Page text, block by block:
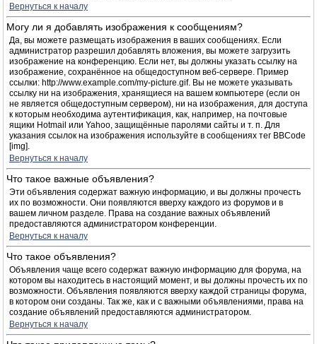
Вернуться к началу
Могу ли я добавлять изображения к сообщениям?
Да, вы можете размещать изображения в ваших сообщениях. Если
администратор разрешил добавлять вложения, вы можете загрузить
изображение на конференцию. Если нет, вы должны указать ссылку на
изображение, сохранённое на общедоступном веб-сервере. Пример
ссылки: http://www.example.com/my-picture.gif. Вы не можете указывать
ссылку ни на изображения, хранящиеся на вашем компьютере (если он
не является общедоступным сервером), ни на изображения, для доступа
к которым необходима аутентификация, как, например, на почтовые
ящики Hotmail или Yahoo, защищённые паролями сайты и т. п. Для
указания ссылок на изображения используйте в сообщениях тег BBCode
[img].
Вернуться к началу
Что такое важные объявления?
Эти объявления содержат важную информацию, и вы должны прочесть
их по возможности. Они появляются вверху каждого из форумов и в
вашем личном разделе. Права на создание важных объявлений
предоставляются администратором конференции.
Вернуться к началу
Что такое объявления?
Объявления чаще всего содержат важную информацию для форума, на
котором вы находитесь в настоящий момент, и вы должны прочесть их по
возможности. Объявления появляются вверху каждой страницы форума,
в котором они созданы. Так же, как и с важными объявлениями, права на
создание объявлений предоставляются администратором.
Вернуться к началу